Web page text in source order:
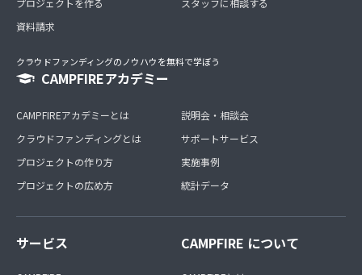
プロジェクトを作る
資料請求
スタッフに相談する
クラウドファンディングのノウハウを無料で学ぼう
CAMPFIREアカデミー
CAMPFIREアカデミーとは
クラウドファンディングとは
プロジェクトの作り方
プロジェクトの広め方
説明会・相談会
サポートサービス
実施事例
統計データ
サービス CAMPFIRE について